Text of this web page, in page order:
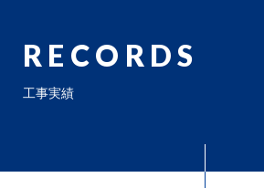
RECORDS
工事実績